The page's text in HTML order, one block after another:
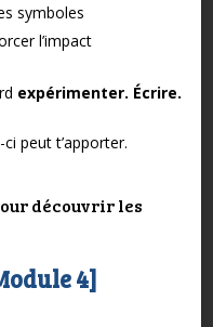
symboles
l’impact
expérimenter. Écrire.
peut t’apporter.
découvrir les
4]